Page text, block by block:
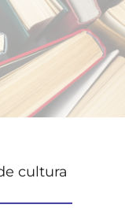
cultura